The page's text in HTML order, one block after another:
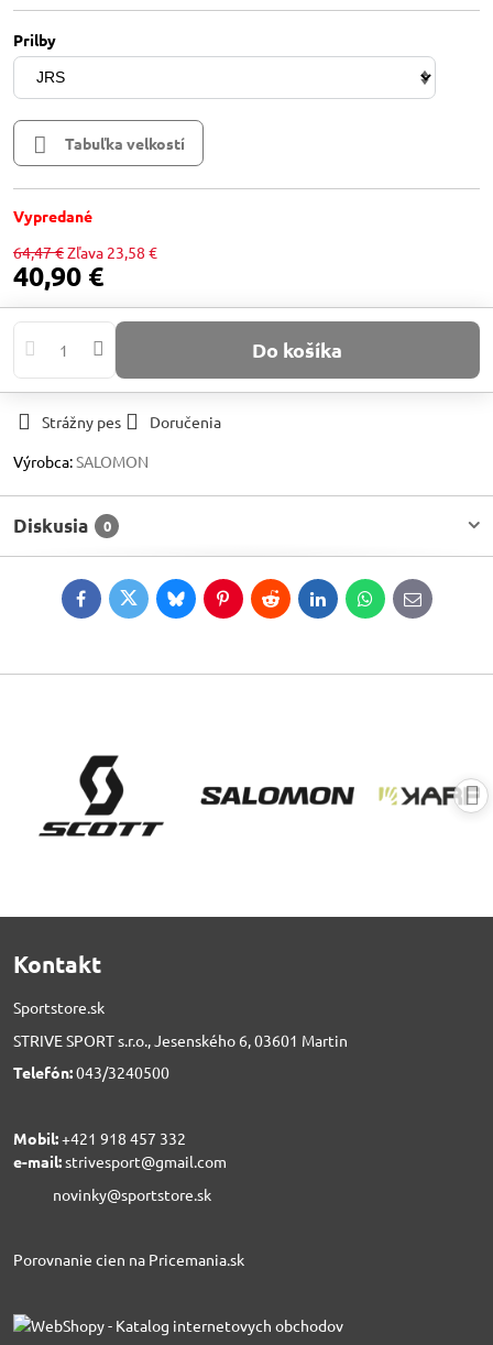
Prilby
Tabuľka velkostí
Vypredané
64,47 €Zľava 23,58 €
40,90 €
Do košíka
Strážny pes
Doručenia
Výrobca:SALOMON
Diskusia 0
FacebookTwitterBlueskyPinterestRedditLinkedInWhatsApp
E-
mail
Kontakt
Sportstore.sk
STRIVE SPORT s.r.o., Jesenského 6, 03601 Martin
Telefón:043/3240500
Mobil:+421 918 457 332
e-mail:strivesport@gmail.com
novinky@sportstore.sk
Porovnanie cien na Pricemania.sk